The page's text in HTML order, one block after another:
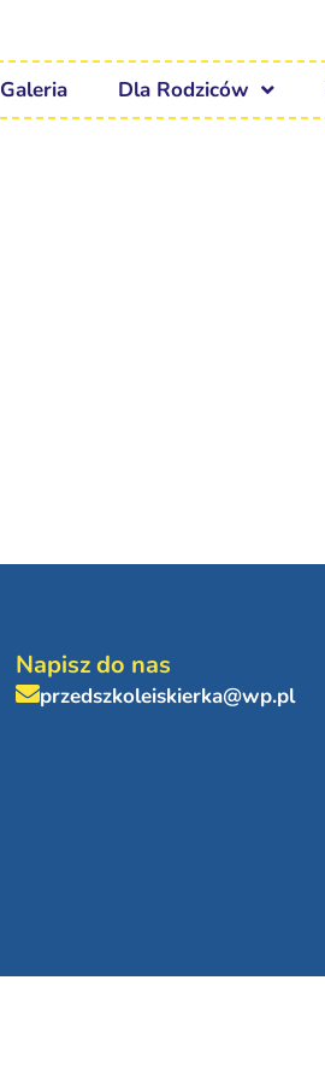
Galeria Dla Rodziców
Napisz do nas
przedszkoleiskierka@wp.pl